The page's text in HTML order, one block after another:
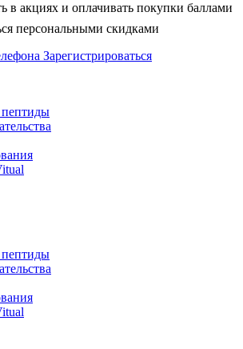
в акциях и оплачивать покупки баллами
персональными скидками
Зарегистрироваться